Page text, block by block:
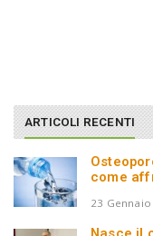
ARTICOLI RECENTI
come
23